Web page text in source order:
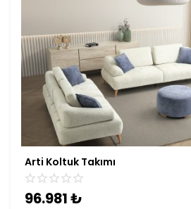
Arti Koltuk Takımı
96.981₺